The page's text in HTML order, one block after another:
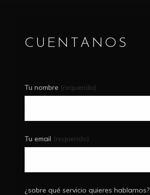
CUENTANOS
Tu nombre (requerido)
Tu email (requerido)
¿sobre qué servicio quieres hablarnos?